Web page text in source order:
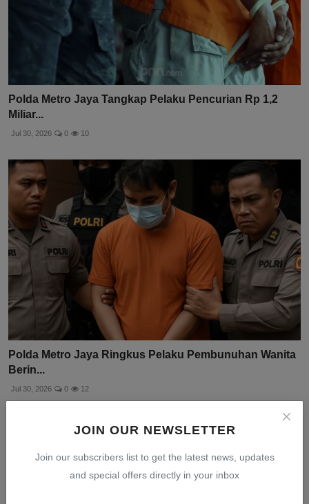
JOIN OUR NEWSLETTER
Join our subscribers list to get the latest news, updates
and special offers directly in your inbox
Polda Metro Jaya Tangkap Pelaku Pencurian Rp 1,2
Miliar...
Jul 30, 2026 0 10
Polda Metro Jaya Ringkus Pelaku Pembunuhan Wanita
Berin...
Jul 30, 2026 0 12